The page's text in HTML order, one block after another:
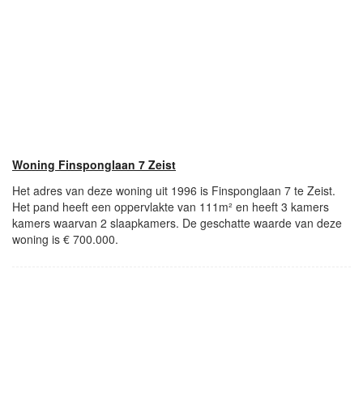
Woning Finsponglaan 7 Zeist
Het adres van deze woning uit 1996 is Finsponglaan 7 te Zeist.
Het pand heeft een oppervlakte van 111m² en heeft 3 kamers
kamers waarvan 2 slaapkamers. De geschatte waarde van deze
woning is € 700.000.